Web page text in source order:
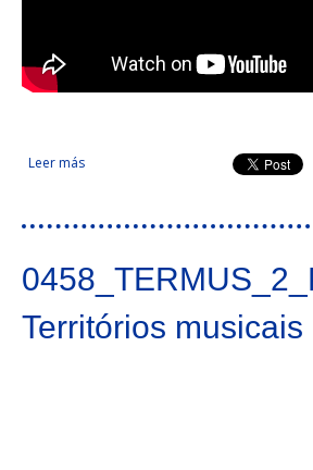
Leer más sobre Territorio EUROBIRD
Territórios musicais